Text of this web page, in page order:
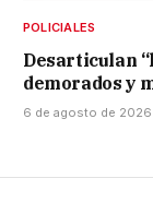
POLICIALES
Desarticulan
demorados y
6 de agosto de 2026